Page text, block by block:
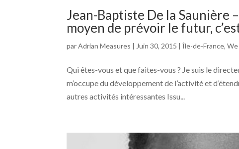
Jean-Baptiste De la Saunière
moyen de prévoir le futur,
parAdrian Measures | Juin 30, 2015 |Île-de-France,
Qui êtes-vous et que faites-vous ? Je suis le
m’occupe du développement de l’activité et
autres activités intéressantes Issu...